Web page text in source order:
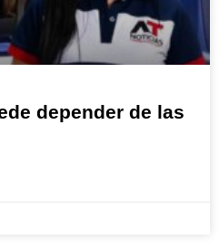
depender de las